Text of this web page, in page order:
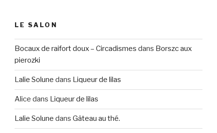
LE SALON
Bocaux de raifort doux – Circadismes dans Borszc aux
pierozki
Lalie Solune dans Liqueur de lilas
Alice dans Liqueur de lilas
Lalie Solune dans Gâteau au thé.